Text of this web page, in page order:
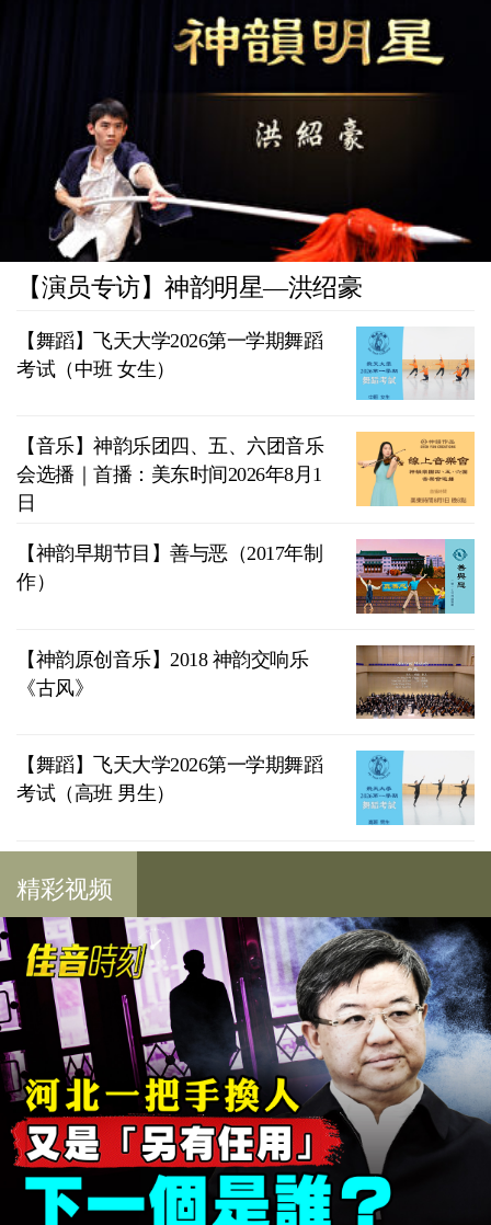
【演员专访】神韵明星—洪绍豪
【舞蹈】飞天大学2026第一学期舞蹈
考试（中班 女生）
【音乐】神韵乐团四、五、六团音乐
会选播｜首播：美东时间2026年8月1
日
【神韵早期节目】善与恶（2017年制
作）
【神韵原创音乐】2018 神韵交响乐
《古风》
【舞蹈】飞天大学2026第一学期舞蹈
考试（高班 男生）
精彩视频